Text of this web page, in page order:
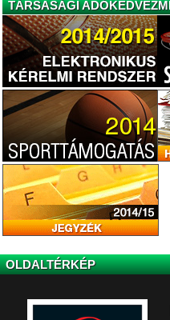
TÁRSASÁGI
OLDALTÉRKÉP